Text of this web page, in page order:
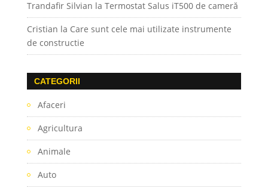
Trandafir Silvian la Termostat Salus iT500 de cameră
Cristian la Care sunt cele mai utilizate instrumente
de constructie
CATEGORII
Afaceri
Agricultura
Animale
Auto